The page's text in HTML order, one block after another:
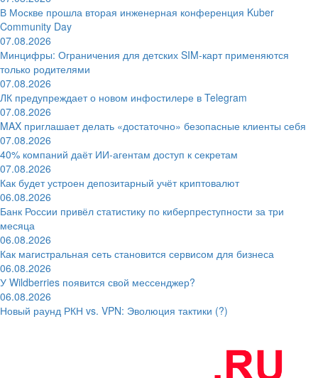
В Москве прошла вторая инженерная конференция Kuber
Community Day
07.08.2026
Минцифры: Ограничения для детских SIM-карт применяются
только родителями
07.08.2026
ЛК предупреждает о новом инфостилере в Telegram
07.08.2026
MAX приглашает делать «достаточно» безопасные клиенты себя
07.08.2026
40% компаний даёт ИИ‑агентам доступ к секретам
07.08.2026
Как будет устроен депозитарный учёт криптовалют
06.08.2026
Банк России привёл статистику по киберпреступности за три
месяца
06.08.2026
Как магистральная сеть становится сервисом для бизнеса
06.08.2026
У Wildberries появится свой мессенджер?
06.08.2026
Новый раунд РКН vs. VPN: Эволюция тактики (?)